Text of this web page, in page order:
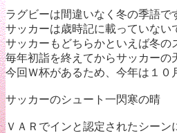
ラグビーは間違いなく冬の季語で
サッカーは歳時記に載っていない
サッカーもどちらかといえば冬の
毎年初詣を終えてからサッカーの
今回Ｗ杯があるため、今年は１
サッカーのシュート一閃寒の
ＶＡＲでインと認定されたシー